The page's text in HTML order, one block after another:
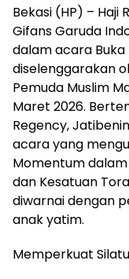
Bekasi (HP) – Haji
Gifans Garuda
dalam acara
diselenggarakan
Pemuda Muslim
Maret 2026.
Regency,
acara yang
Momentum
dan Kesatuan
diwarnai dengan
anak yatim.
Memperkuat